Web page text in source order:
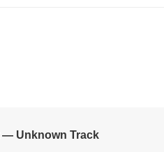
— Unknown Track